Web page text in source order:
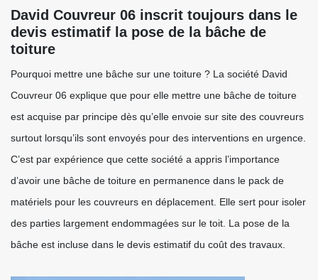
David Couvreur 06 inscrit toujours dans le
devis estimatif la pose de la bâche de
toiture
Pourquoi mettre une bâche sur une toiture ? La société David
Couvreur 06 explique que pour elle mettre une bâche de toiture
est acquise par principe dès qu’elle envoie sur site des couvreurs
surtout lorsqu’ils sont envoyés pour des interventions en urgence.
C’est par expérience que cette société a appris l’importance
d’avoir une bâche de toiture en permanence dans le pack de
matériels pour les couvreurs en déplacement. Elle sert pour isoler
des parties largement endommagées sur le toit. La pose de la
bâche est incluse dans le devis estimatif du coût des travaux.